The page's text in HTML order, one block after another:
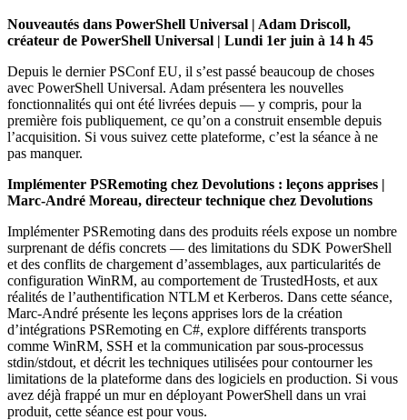
Nouveautés dans PowerShell Universal | Adam Driscoll,
créateur de PowerShell Universal | Lundi 1er juin à 14 h 45
Depuis le dernier PSConf EU, il s’est passé beaucoup de choses
avec PowerShell Universal. Adam présentera les nouvelles
fonctionnalités qui ont été livrées depuis — y compris, pour la
première fois publiquement, ce qu’on a construit ensemble depuis
l’acquisition. Si vous suivez cette plateforme, c’est la séance à ne
pas manquer.
Implémenter PSRemoting chez Devolutions : leçons apprises |
Marc-André Moreau, directeur technique chez Devolutions
Implémenter PSRemoting dans des produits réels expose un nombre
surprenant de défis concrets — des limitations du SDK PowerShell
et des conflits de chargement d’assemblages, aux particularités de
configuration WinRM, au comportement de TrustedHosts, et aux
réalités de l’authentification NTLM et Kerberos. Dans cette séance,
Marc-André présente les leçons apprises lors de la création
d’intégrations PSRemoting en C#, explore différents transports
comme WinRM, SSH et la communication par sous-processus
stdin/stdout, et décrit les techniques utilisées pour contourner les
limitations de la plateforme dans des logiciels en production. Si vous
avez déjà frappé un mur en déployant PowerShell dans un vrai
produit, cette séance est pour vous.